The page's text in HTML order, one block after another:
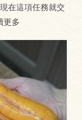
在這項任務就交
更多